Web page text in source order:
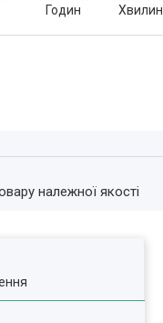
Годин Хвилин
належної якості